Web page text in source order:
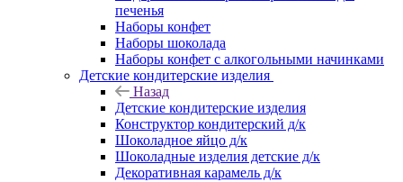
печенья
Наборы конфет
Наборы шоколада
Наборы конфет с алкогольными начинками
Детские кондитерские изделия
Назад
Детские кондитерские изделия
Конструктор кондитерский д/к
Шоколадное яйцо д/к
Шоколадные изделия детские д/к
Декоративная карамель д/к